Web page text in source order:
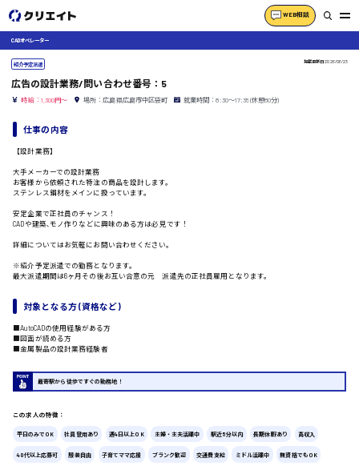
WEB相談
製造・軽作業・物流系
組立、加工
ピッキング・仕分け
軽作業
広島市東区
CADオペレーター
紹介予定派遣 掲載更新日2026/06/23
広告の設計業務/問い合わせ番号：5
時給：1,300円～ 場所：広島県広島市中区袋町 就業時間：8:30〜17:35(休憩80分)
仕事の内容
【設計業務】
大手メーカーでの設計業務
お客様から依頼された特注の商品を設計します。
ステンレス鋼材をメインに扱っています。
安定企業で正社員のチャンス！
CADや建築､モノ作りなどに興味のある方は必見です！
詳細についてはお気軽にお問い合わせください。
※紹介予定派遣での勤務となります。
最大派遣期間は6ヶ月その後お互い合意の元 派遣先の正社員雇用となります。
対象となる方 (資格など)
■AutoCADの使用経験がある方
■図面が読める方
■金属製品の設計業務経験者
最寄駅から徒歩ですぐの勤務地！
この求人の特徴：
平日のみでOK 社員登用あり 週4日以上OK 主婦・主夫活躍中 駅近5分以内 長期休暇あり 高収入
40代以上応募可 服装自由 子育てママ応援 ブランク歓迎 交通費支給 ミドル活躍中 無資格でもOK